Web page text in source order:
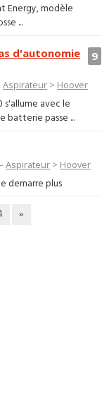
Energy, modèle
...
9
d'autonomie
Aspirateur > Hoover
s'allume avec le
batterie passe ...
Aspirateur > Hoover
demarre plus
»